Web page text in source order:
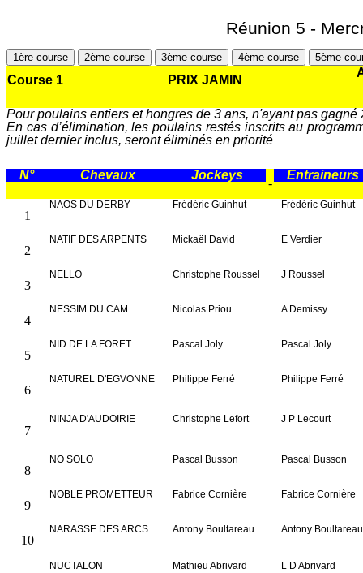
Réunion 5 -
1ère course 2ème course 3ème course 4ème course 5ème
Course 1 PRIX JAMIN
Pour poulains entiers et hongres de 3 ans, n'ayant pas gagné
En cas d’élimination, les poulains restés inscrits au
juillet dernier inclus, seront éliminés en priorité
N° Chevaux Jockeys
-
Entraineurs
1
NAOS DU DERBY Frédéric Guinhut Frédéric Guinhut
2
NATIF DES ARPENTS Mickaël David E Verdier
3
NELLO Christophe Roussel J Roussel
4
NESSIM DU CAM Nicolas Priou A Demissy
5
NID DE LA FORET Pascal Joly Pascal Joly
6
NATUREL D'EGVONNE Philippe Ferré Philippe Ferré
7
NINJA D'AUDOIRIE Christophe Lefort J P Lecourt
8
NO SOLO Pascal Busson Pascal Busson
9
NOBLE PROMETTEUR Fabrice Cornière Fabrice Cornière
10
NARASSE DES ARCS Antony Boultareau Antony Boultareau
NUCTALON Mathieu Abrivard L D Abrivard